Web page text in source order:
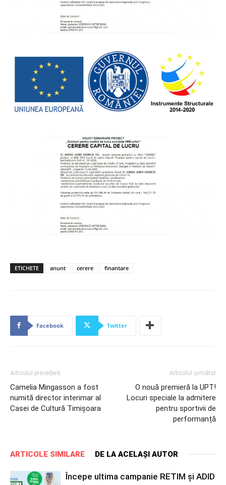
ETICHETE anunt cerere finantare
Facebook Twitter
Articolul precedent
Camelia Mingasson a fost
numită director interimar al
Casei de Cultură Timișoara
Articolul următor
O nouă premieră la UPT!
Locuri speciale la admitere
pentru sportivii de
performanță
ARTICOLE SIMILARE DE LA ACELAȘI AUTOR
Începe ultima campanie RETIM și ADID